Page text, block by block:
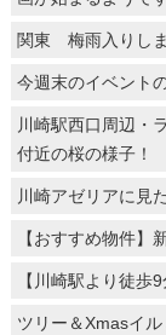
関東 梅雨入りし
今週末のイベント
川崎駅西口周辺・
付近の桜の様子！
川崎アゼリアに見
【おすすめ物件
【川崎駅より徒
ツリー＆Xmasイ